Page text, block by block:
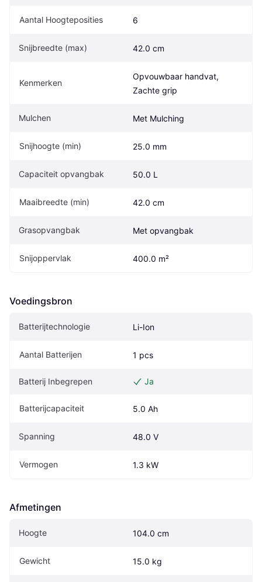
Aantal Hoogteposities 6
Snijbreedte (max) 42.0 cm
Kenmerken
Opvouwbaar handvat,
Zachte grip
Mulchen Met Mulching
Snijhoogte (min) 25.0 mm
Capaciteit opvangbak 50.0 L
Maaibreedte (min) 42.0 cm
Grasopvangbak Met opvangbak
Snijoppervlak 400.0 m²
Voedingsbron
Batterijtechnologie Li-Ion
Aantal Batterijen 1 pcs
Batterij Inbegrepen Ja
Batterijcapaciteit 5.0 Ah
Spanning 48.0 V
Vermogen 1.3 kW
Afmetingen
Hoogte 104.0 cm
Gewicht 15.0 kg